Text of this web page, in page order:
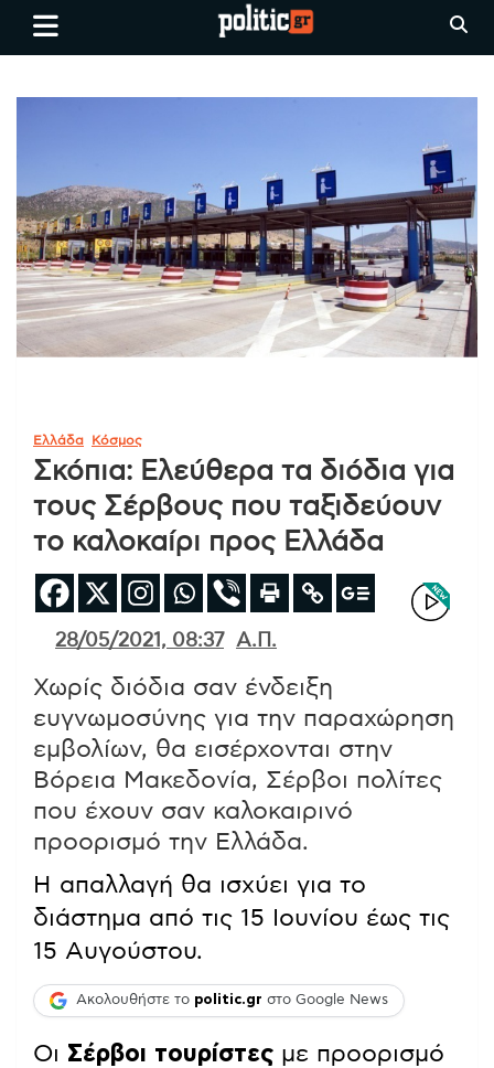
Skip
Ειδήσεις απο τη
Θεσσαλονίκη, την Ελλάδα και
όλο τον Κόσμο
politic.gr
Ελλάδα Κόσμος
Σκόπια: Ελεύθερα τα διόδια για
τους Σέρβους που ταξιδεύουν
το καλοκαίρι προς Ελλάδα
28/05/2021, 08:37 Α.Π.
Χωρίς διόδια σαν ένδειξη
ευγνωμοσύνης για την παραχώρηση
εμβολίων, θα εισέρχονται στην
Βόρεια Μακεδονία, Σέρβοι πολίτες
που έχουν σαν καλοκαιρινό
προορισμό την Ελλάδα.
Η απαλλαγή θα ισχύει για το
διάστημα από τις 15 Ιουνίου έως τις
15 Αυγούστου.
Ακολουθήστε το politic.gr στο Google News
Οι Σέρβοι τουρίστες με προορισμό